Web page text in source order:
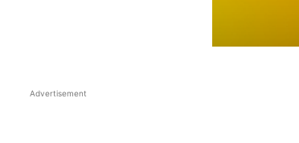
Advertisement